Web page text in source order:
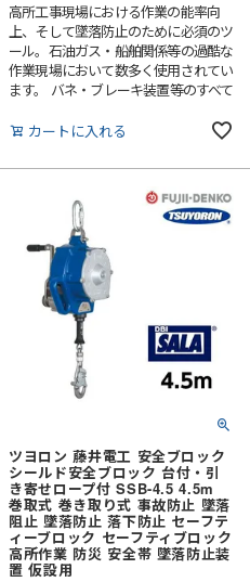
高所工事現場における作業の能率向
上、そして墜落防止のために必須のツ
ール。石油ガス・船舶関係等の過酷な
作業現場において数多く使用されてい
ます。 バネ・ブレーキ装置等のすべて
物を寄せつけない密封設計により、最
でも、ハウジング内部に配慮する必要
はありません。最も過酷な環境での使
用にも耐え、究極の安全性、信頼性を
提供します。
カートに入れる
ツヨロン 藤井電工 安全ブロック
シールド安全ブロック 台付・引
き寄せロープ付 SSB-4.5 4.5m
巻取式 巻き取り式 事故防止 墜落
阻止 墜落防止 落下防止 セーフテ
ィーブロック セーフティブロック
高所作業 防災 安全帯 墜落防止装
置 仮設用